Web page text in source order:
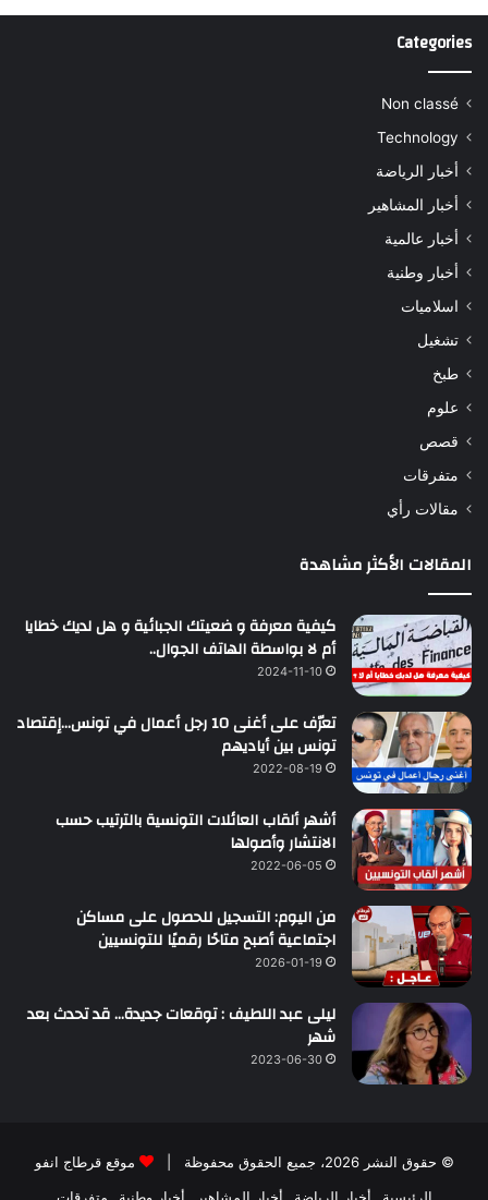
Categories
Non classé
Technology
أخبار الرياضة
أخبار المشاهير
أخبار عالمية
أخبار وطنية
اسلاميات
تشغيل
طبخ
علوم
قصص
متفرقات
مقالات رأي
المقالات الأكثر مشاهدة
كيفية معرفة و ضعيتك الجبائية و هل لديك خطايا
أم لا بواسطة الهاتف الجوال..
2024-11-10
تعرّف على أغنى 10 رجل أعمال في تونس…إقتصاد
تونس بين أياديهم
2022-08-19
أشهر ألقاب العائلات التونسية بالترتيب حسب
الانتشار وأصولها
2022-06-05
من اليوم: التسجيل للحصول على مساكن
اجتماعية أصبح متاحًا رقميًا للتونسيين
2026-01-19
ليلى عبد اللطيف : توقعات جديدة… قد تحدث بعد
شهر
2023-06-30
© حقوق النشر 2026، جميع الحقوق محفوظة |
موقع قرطاج انفو